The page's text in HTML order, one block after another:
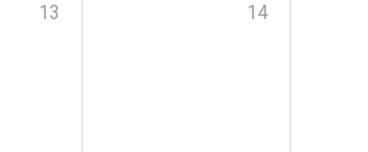
13 14